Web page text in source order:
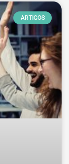
ARTIGOS